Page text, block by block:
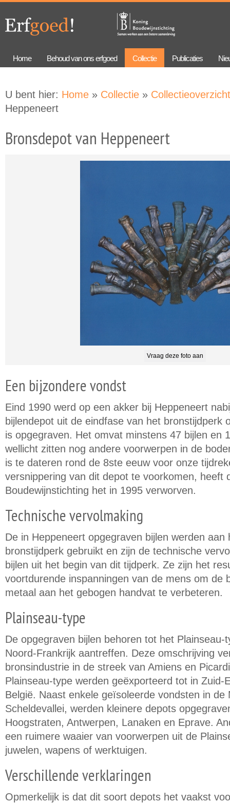
gaan
navigation
Home Behoud van ons erfgoed Collectie Publicaties
U bent hier: Home » Collectie » Collectieoverzicht
Heppeneert
Bronsdepot van Heppeneert
Vraag deze foto aan
Een bijzondere vondst
Eind 1990 werd op een akker bij Heppeneert
bijlendepot uit de eindfase van het bronstijdperk
is opgegraven. Het omvat minstens 47 bijlen en
wellicht zitten nog andere voorwerpen in de
is te dateren rond de 8ste eeuw voor onze
versnippering van dit depot te voorkomen, heeft
Boudewijnstichting het in 1995 verworven.
Technische vervolmaking
De in Heppeneert opgegraven bijlen werden aan
bronstijdperk gebruikt en zijn de technische
bijlen uit het begin van dit tijdperk. Ze zijn het
voortdurende inspanningen van de mens om de
metaal aan het gebogen handvat te verbeteren.
Plainseau-type
De opgegraven bijlen behoren tot het Plainseau-
Noord-Frankrijk aantreffen. Deze omschrijving
bronsindustrie in de streek van Amiens en
Plainseau-type werden geëxporteerd tot in Zuid-
België. Naast enkele geïsoleerde vondsten in de
Scheldevallei, werden kleinere depots
Hoogstraten, Antwerpen, Lanaken en Eprave.
een ruimere waaier van voorwerpen uit de
juwelen, wapens of werktuigen.
Verschillende verklaringen
Opmerkelijk is dat dit soort depots het vaakst